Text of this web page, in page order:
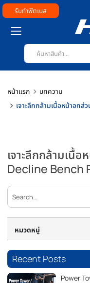
รับทำฟิตเนส
หน้าแรก
บทความ
เจาะลึกกล้ามเนื้อหน้าอกส่
เจาะลึกกล้ามเนื้
Decline Bench
หมวดหมู่
Recent Posts
Power